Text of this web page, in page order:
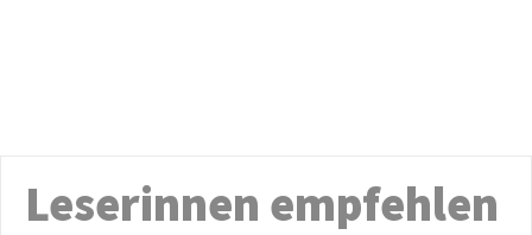
Leserinnen empfehlen